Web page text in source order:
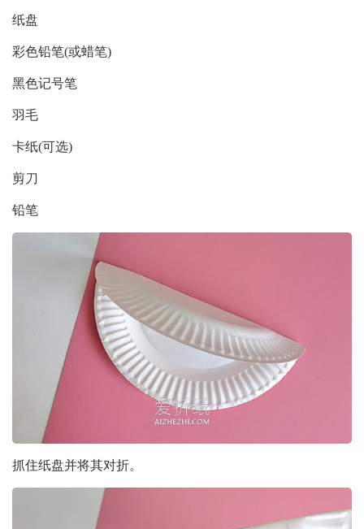
纸盘
彩色铅笔(或蜡笔)
黑色记号笔
羽毛
卡纸(可选)
剪刀
铅笔
抓住纸盘并将其对折。